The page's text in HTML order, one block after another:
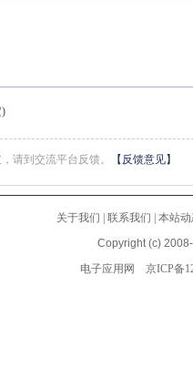
)
请到交流平台反馈。 【反馈意见】
关于我们 联系我们
本站
Copyright (c)
电子应用网
京ICP备